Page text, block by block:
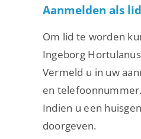
Aanmelden als
Om lid te worden
Ingeborg
Vermeld u in uw
en telefoonnummer.
Indien u een
doorgeven.